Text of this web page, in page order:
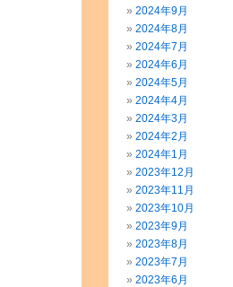
2024年9月
2024年8月
2024年7月
2024年6月
2024年5月
2024年4月
2024年3月
2024年2月
2024年1月
2023年12月
2023年11月
2023年10月
2023年9月
2023年8月
2023年7月
2023年6月